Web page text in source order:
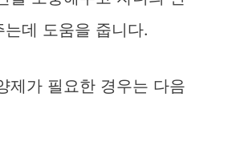
는데 도움을 줍니다.
제가 필요한 경우는 다음